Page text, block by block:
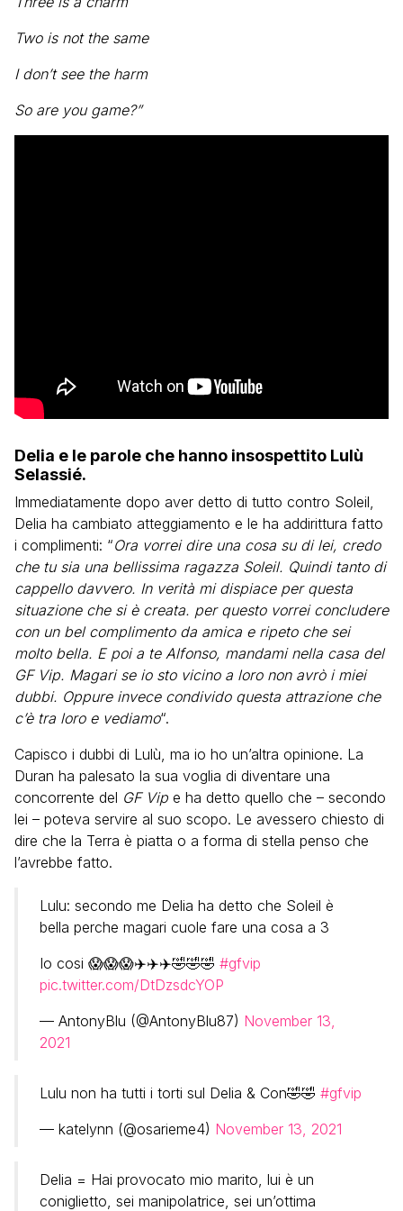
Two is not the same
I don’t see the harm
So are you game?”
Delia e le parole che hanno insospettito Lulù
Selassié.
Immediatamente dopo aver detto di tutto contro Soleil,
Delia ha cambiato atteggiamento e le ha addirittura fatto
i complimenti: “Ora vorrei dire una cosa su di lei, credo
che tu sia una bellissima ragazza Soleil. Quindi tanto di
cappello davvero. In verità mi dispiace per questa
situazione che si è creata. per questo vorrei concludere
con un bel complimento da amica e ripeto che sei
molto bella. E poi a te Alfonso, mandami nella casa del
GF Vip. Magari se io sto vicino a loro non avrò i miei
dubbi. Oppure invece condivido questa attrazione che
c’è tra loro e vediamo“.
Capisco i dubbi di Lulù, ma io ho un’altra opinione. La
Duran ha palesato la sua voglia di diventare una
concorrente del GF Vip e ha detto quello che – secondo
lei – poteva servire al suo scopo. Le avessero chiesto di
dire che la Terra è piatta o a forma di stella penso che
l’avrebbe fatto.
Lulu: secondo me Delia ha detto che Soleil è
bella perche magari cuole fare una cosa a 3
Io cosi 😱😱😱✈️✈️✈️🤣🤣🤣 #gfvip
pic.twitter.com/DtDzsdcYOP
— AntonyBlu (@AntonyBlu87) November 13,
2021
Lulu non ha tutti i torti sul Delia & Con🤣🤣 #gfvip
— katelynn (@osarieme4) November 13, 2021
Delia = Hai provocato mio marito, lui è un
coniglietto, sei manipolatrice, sei un’ottima